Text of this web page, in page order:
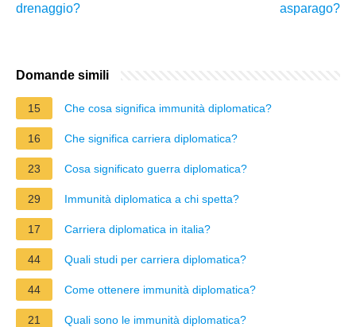
drenaggio?
asparago?
Domande simili
15 Che cosa significa immunità diplomatica?
16 Che significa carriera diplomatica?
23 Cosa significato guerra diplomatica?
29 Immunità diplomatica a chi spetta?
17 Carriera diplomatica in italia?
44 Quali studi per carriera diplomatica?
44 Come ottenere immunità diplomatica?
21 Quali sono le immunità diplomatica?